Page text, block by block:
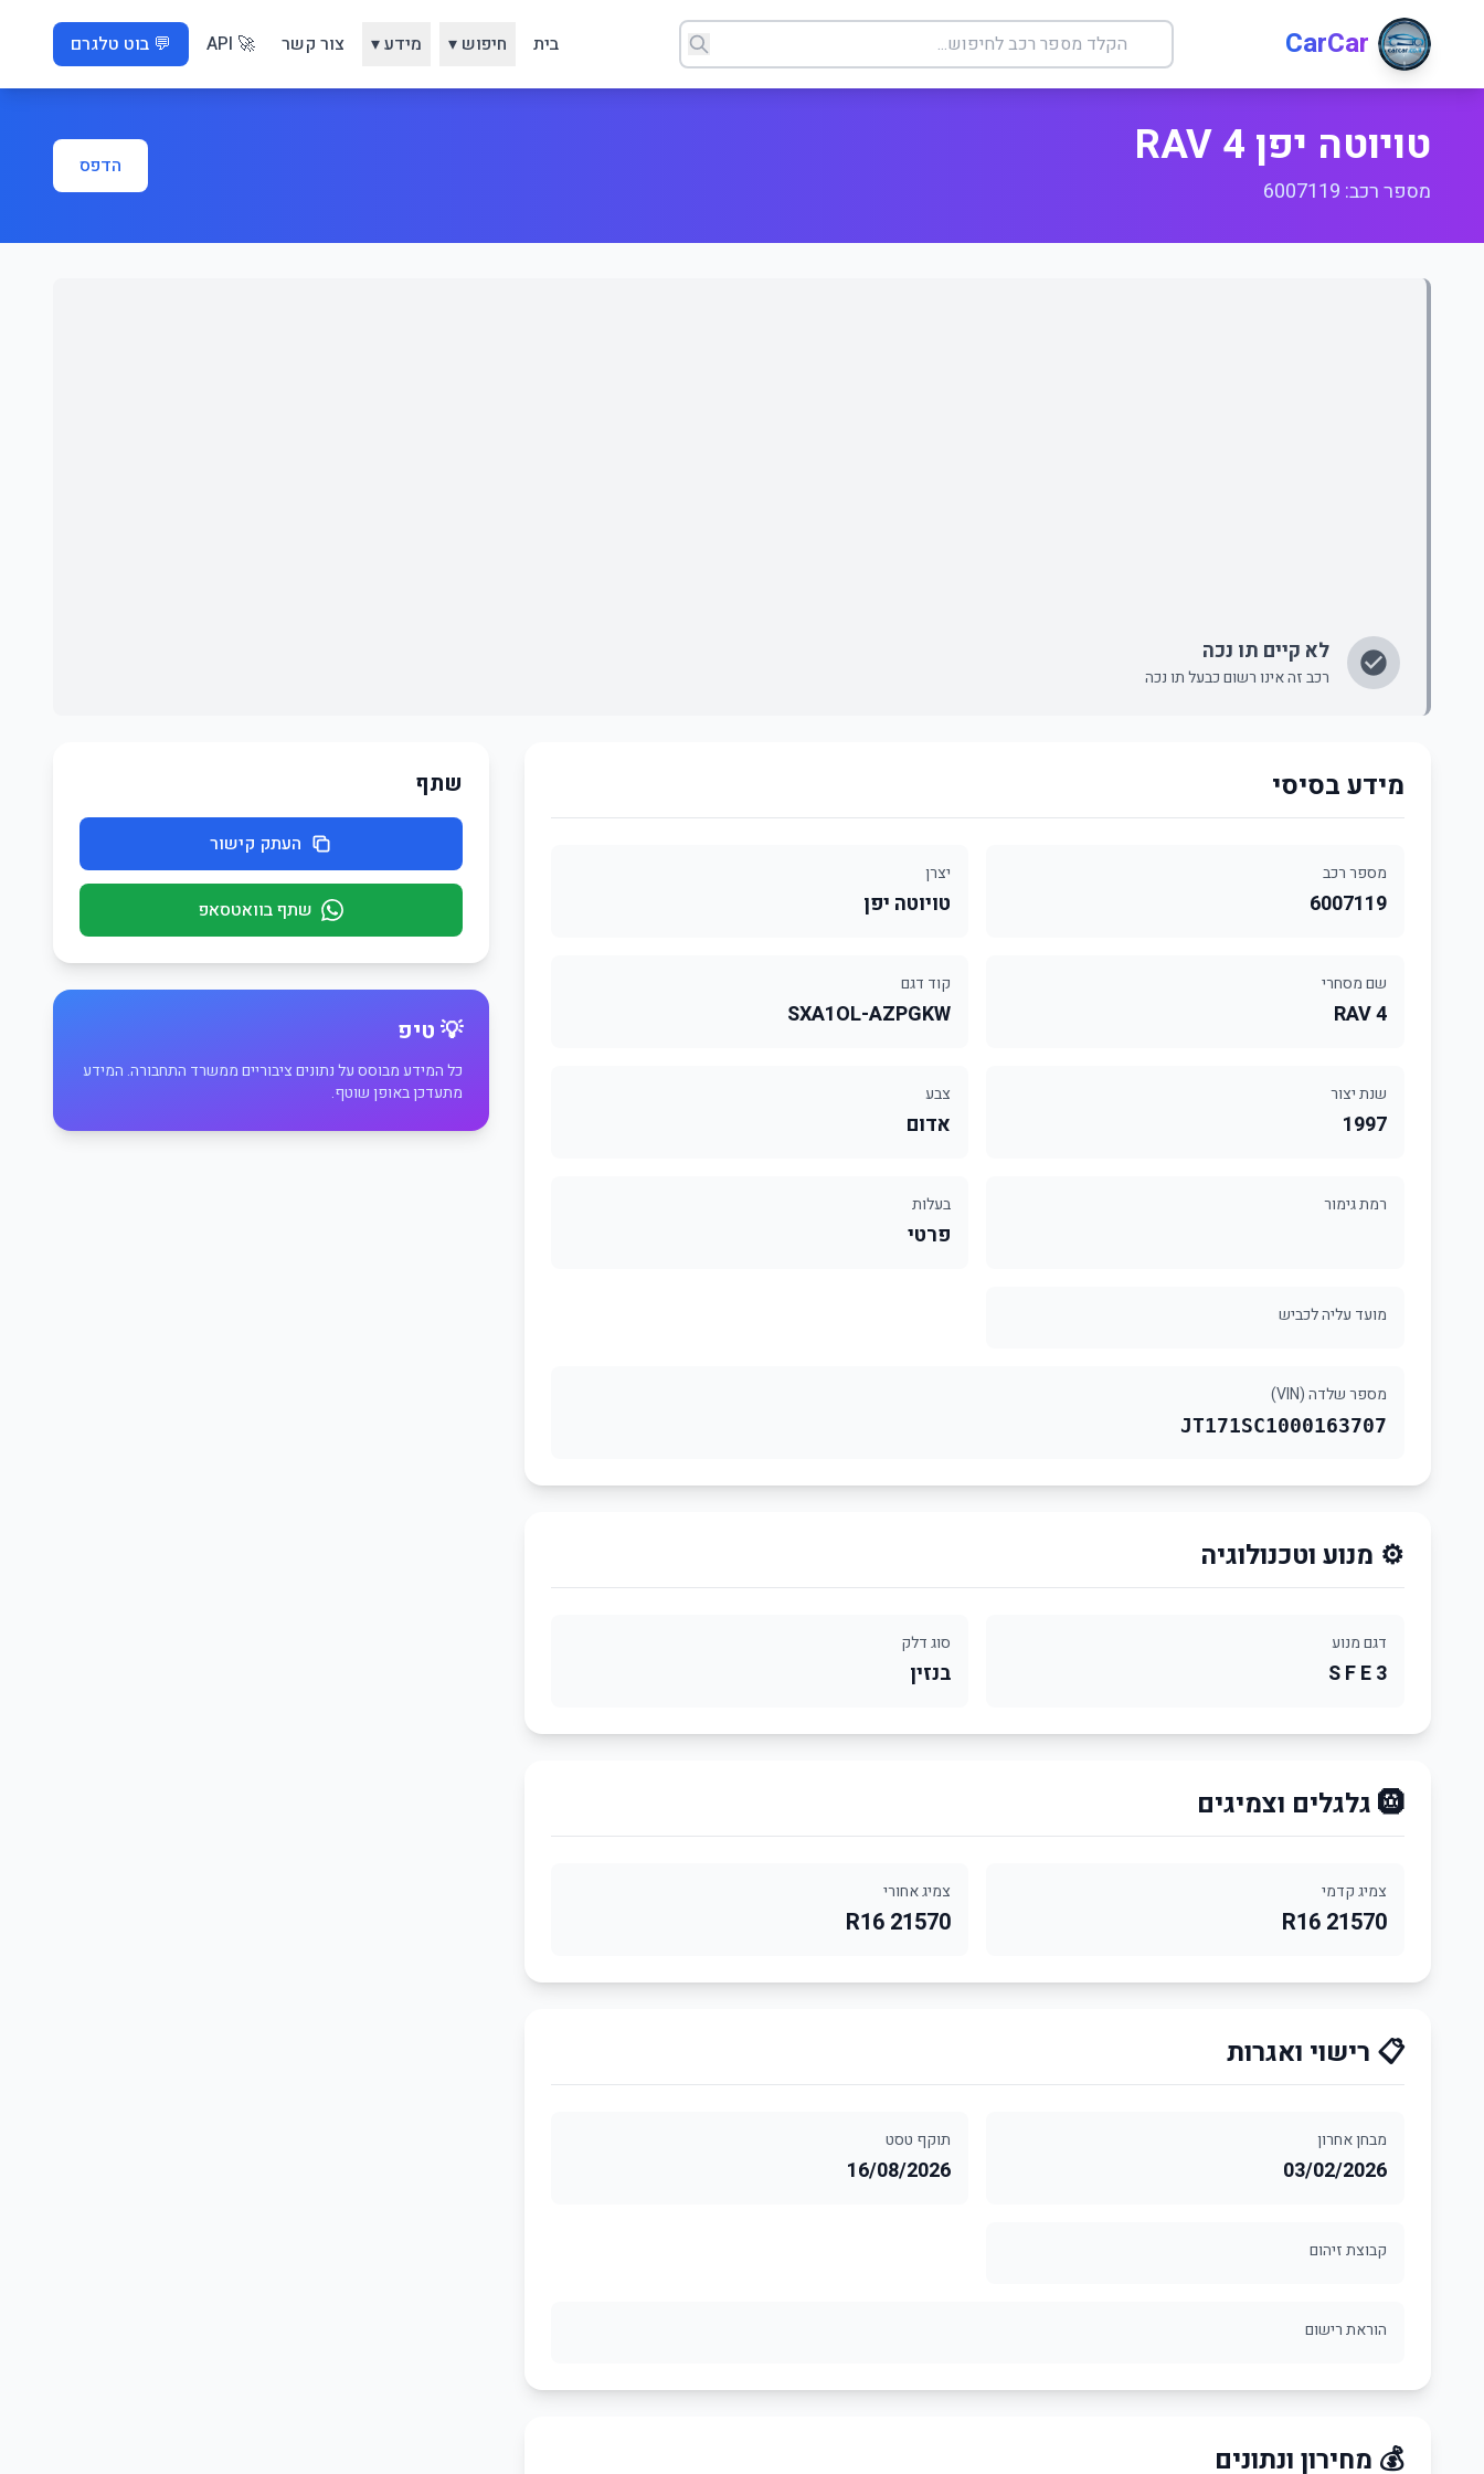
CarCar בית חיפוש ▾ מידע ▾ צור קשר 🚀 API 💬 בוט טלגרם
טויוטה יפן RAV 4
מספר רכב: 6007119
הדפס
לא קיים תו נכה
רכב זה אינו רשום כבעל תו נכה
מידע בסיסי
מספר רכב
6007119
יצרן
טויוטה יפן
שם מסחרי
RAV 4
קוד דגם
SXA1OL-AZPGKW
שנת יצור
1997
צבע
אדום
רמת גימור בעלות
פרטי
מועד עליה לכביש
מספר שלדה (VIN)
JT171SC1000163707
⚙️ מנוע וטכנולוגיה
דגם מנוע
3 S F E
סוג דלק
בנזין
🛞 גלגלים וצמיגים
צמיג קדמי
21570 R16
צמיג אחורי
21570 R16
📋 רישוי ואגרות
מבחן אחרון
03/02/2026
תוקף טסט
16/08/2026
קבוצת זיהום
הוראת רישום
💰 מחירון ונתונים
שתף
העתק קישור
שתף בוואטסאפ
💡 טיפ
כל המידע מבוסס על נתונים ציבוריים ממשרד התחבורה. המידע
מתעדכן באופן שוטף.